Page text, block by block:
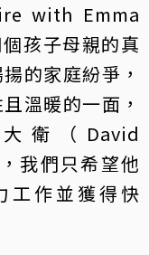
with Emma
孩子母親的真
的家庭紛爭，
溫暖的一面，
衛（David
我們只希望他
工作並獲得快